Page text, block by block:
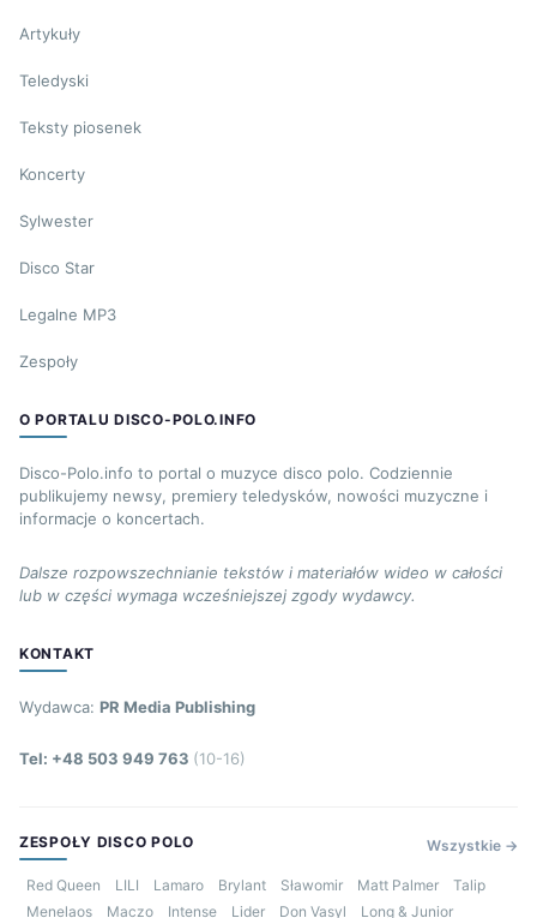
Artykuły
Teledyski
Teksty piosenek
Koncerty
Sylwester
Disco Star
Legalne MP3
Zespoły
O PORTALU DISCO-POLO.INFO
Disco-Polo.info to portal o muzyce disco polo. Codziennie
publikujemy newsy, premiery teledysków, nowości muzyczne i
informacje o koncertach.
Dalsze rozpowszechnianie tekstów i materiałów wideo w całości
lub w części wymaga wcześniejszej zgody wydawcy.
KONTAKT
Wydawca: PR Media Publishing
Tel: +48 503 949 763 (10-16)
ZESPOŁY DISCO POLO Wszystkie →
Red Queen LILI Lamaro Brylant Sławomir Matt Palmer
Talip
Menelaos
Maczo Intense Lider Don Vasyl Long & Junior